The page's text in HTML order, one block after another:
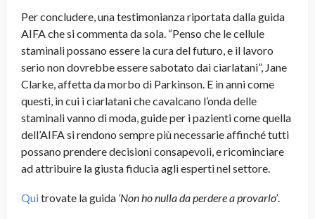
Per concludere, una testimonianza riportata dalla guida
AIFA che si commenta da sola. “Penso che le cellule
staminali possano essere la cura del futuro, e il lavoro
serio non dovrebbe essere sabotato dai ciarlatani”, Jane
Clarke, affetta da morbo di Parkinson. E in anni come
questi, in cui i ciarlatani che cavalcano l’onda delle
staminali vanno di moda, guide per i pazienti come quella
dell’AIFA si rendono sempre più necessarie affinché tutti
possano prendere decisioni consapevoli, e ricominciare
ad attribuire la giusta fiducia agli esperti nel settore.
Quitrovate la guida ‘Non ho nulla da perdere a provarlo’.